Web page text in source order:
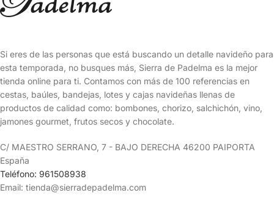
Si eres de las personas que está buscando un detalle navideño para
esta temporada, no busques más, Sierra de Padelma es la mejor
tienda online para ti. Contamos con más de 100 referencias en
cestas, baúles, bandejas, lotes y cajas navideñas llenas de
productos de calidad como: bombones, chorizo, salchichón, vino,
jamones gourmet, frutos secos y chocolate.
C/ MAESTRO SERRANO, 7 - BAJO DERECHA 46200 PAIPORTA
España
Teléfono: 961508938
Email: tienda@sierradepadelma.com